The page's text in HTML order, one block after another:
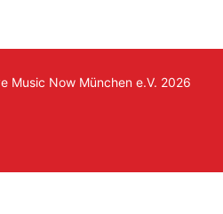
Music Now München e.V. 2026